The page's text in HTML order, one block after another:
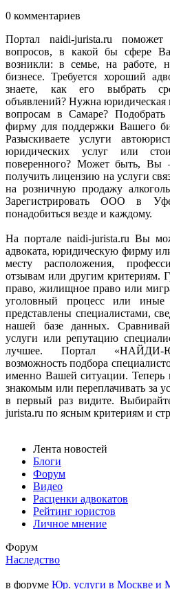
0 комментариев
Портал naidi-jurista.ru
вопросов, в какой бы сфере
возникли: в семье, на работе,
бизнесе. Требуется хороший
знаете, как его выбрать
объявлений? Нужна
вопросам в Самаре?
фирму для поддержки Вашего
Разыскиваете услуги
юридических услуг или
поверенного? Может быть, Вы
получить лицензию на услуги
на розничную продажу
Зарегистрировать ООО в
понадобиться везде и каждому.
На портале naidi-jurista.ru Вы
адвоката, юридическую фирму
месту расположения,
отзывам или другим критериям.
право, жилищное право или
уголовный процесс или
представлены специалистами,
нашей базе данных.
услуги или репутацию
лучшее. Портал «НАЙДИ-
возможность подбора
именно Вашей ситуации. Теперь
знакомым или переплачивать за
в первый раз видите.
jurista.ru по ясным критериям и
Лента новостей
Блоги
Форум
Видео
Расценки адвокатов
Рейтинг юристов
Личное мнение
Форум
Наследство
в форуме Юр. услуги в Москве и